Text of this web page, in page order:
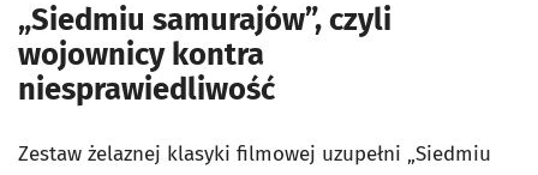
„Siedmiu samurajów”, czyli
wojownicy kontra
niesprawiedliwość
Zestaw żelaznej klasyki filmowej uzupełni „Siedmiu